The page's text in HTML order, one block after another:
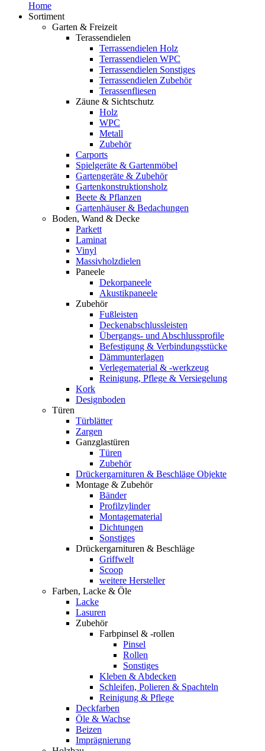
Home
Sortiment
Garten & Freizeit
Terassendielen
Terrassendielen Holz
Terrassendielen WPC
Terrassendielen Sonstiges
Terrassendielen Zubehör
Terassenfliesen
Zäune & Sichtschutz
Holz
WPC
Metall
Zubehör
Carports
Spielgeräte & Gartenmöbel
Gartengeräte & Zubehör
Gartenkonstruktionsholz
Beete & Pflanzen
Gartenhäuser & Bedachungen
Boden, Wand & Decke
Parkett
Laminat
Vinyl
Massivholzdielen
Paneele
Dekorpaneele
Akustikpaneele
Zubehör
Fußleisten
Deckenabschlussleisten
Übergangs- und Abschlussprofile
Befestigung & Verbindungsstücke
Dämmunterlagen
Verlegematerial & -werkzeug
Reinigung, Pflege & Versiegelung
Kork
Designboden
Türen
Türblätter
Zargen
Ganzglastüren
Türen
Zubehör
Drückergarnituren & Beschläge Objekte
Montage & Zubehör
Bänder
Profilzylinder
Montagematerial
Dichtungen
Sonstiges
Drückergarnituren & Beschläge
Griffwelt
Scoop
weitere Hersteller
Farben, Lacke & Öle
Lacke
Lasuren
Zubehör
Farbpinsel & -rollen
Pinsel
Rollen
Sonstiges
Kleben & Abdecken
Schleifen, Polieren & Spachteln
Reinigung & Pflege
Deckfarben
Öle & Wachse
Beizen
Imprägnierung